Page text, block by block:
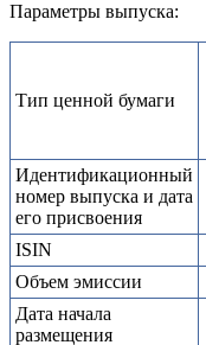
Параметры выпуска:
Тип ценной бумаги
Идентификационный
номер выпуска и дата
его присвоения
ISIN
Объем эмиссии
Дата начала
размещения